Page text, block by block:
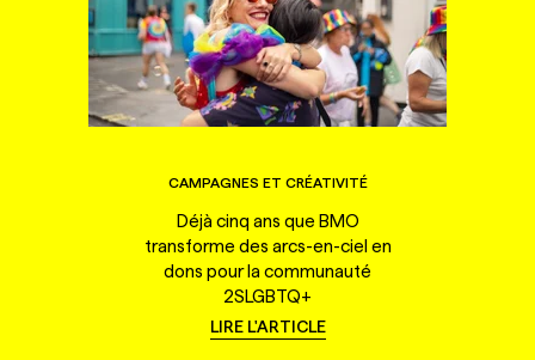
CAMPAGNES ET CRÉATIVITÉ
Déjà cinq ans que BMO
transforme des arcs-en-ciel en
dons pour la communauté
2SLGBTQ+
LIRE L'ARTICLE